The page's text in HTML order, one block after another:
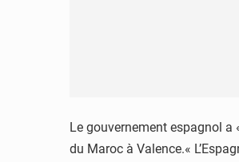
Le gouvernement espagnol
du Maroc à Valence.«